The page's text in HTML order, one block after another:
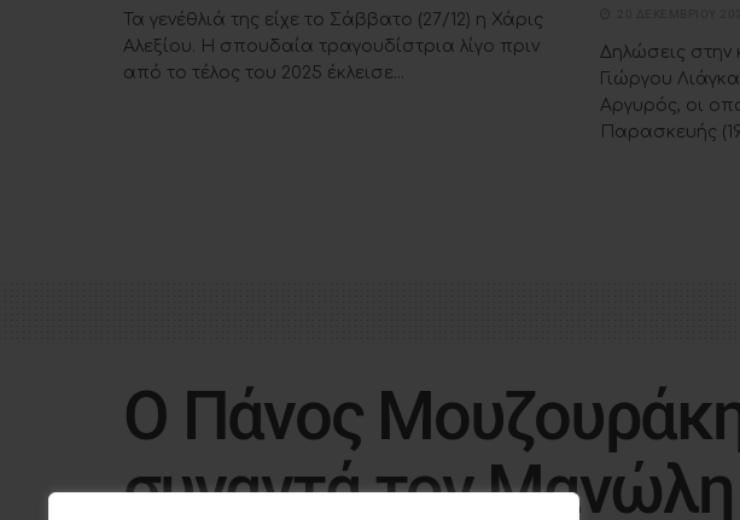
Τα γενέθλιά της είχε το Σάββατο (27/12) η Χάρις
Αλεξίου. Η σπουδαία τραγουδίστρια λίγο πριν
από το τέλος του 2025 έκλεισε...
Δηλώσεις στην
Γιώργου
Αργυρός, οι
Παρασκευής
Ο Πάνος
συναντά τον